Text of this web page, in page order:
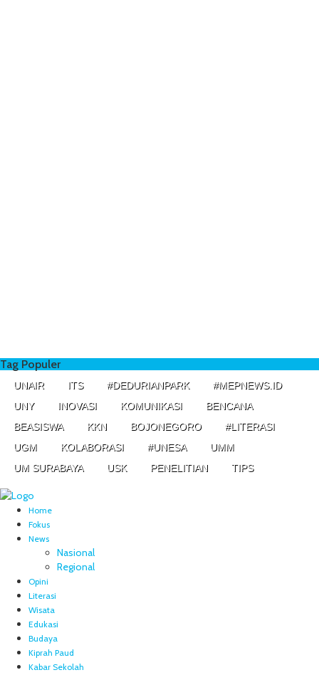
Tag Populer
UNAIR ITS #DEDURIANPARK
#MEPNEWS.ID
UNY
INOVASI KOMUNIKASI
BENCANA
BEASISWA
KKN BOJONEGORO
#LITERASI
UGM
KOLABORASI #UNESA
UMM
UM SURABAYA
USK PENELITIAN TIPS
Home
Fokus
News
Nasional
Regional
Opini
Literasi
Wisata
Edukasi
Budaya
Kiprah Paud
Kabar Sekolah